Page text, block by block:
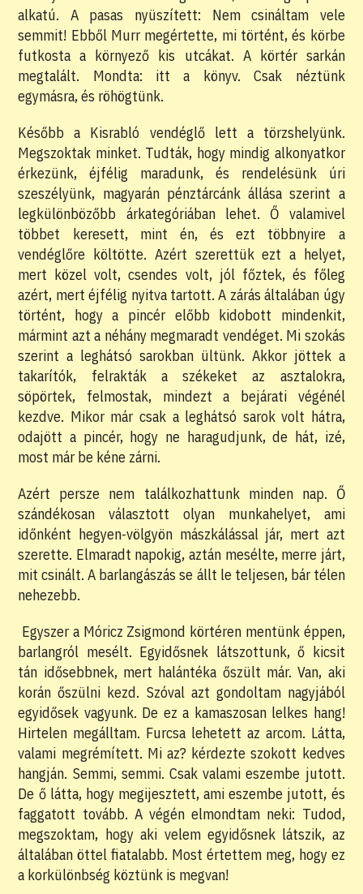
alkatú. A pasas nyüszített: Nem csináltam vele
semmit! Ebből Murr megértette, mi történt, és körbe
futkosta a környező kis utcákat. A körtér sarkán
megtalált. Mondta: itt a könyv. Csak néztünk
egymásra, és röhögtünk.
Később a Kisrabló vendéglő lett a törzshelyünk.
Megszoktak minket. Tudták, hogy mindig alkonyatkor
érkezünk, éjfélig maradunk, és rendelésünk úri
szeszélyünk, magyarán pénztárcánk állása szerint a
legkülönbözőbb árkategóriában lehet. Ő valamivel
többet keresett, mint én, és ezt többnyire a
vendéglőre költötte. Azért szerettük ezt a helyet,
mert közel volt, csendes volt, jól főztek, és főleg
azért, mert éjfélig nyitva tartott. A zárás általában úgy
történt, hogy a pincér előbb kidobott mindenkit,
mármint azt a néhány megmaradt vendéget. Mi szokás
szerint a leghátsó sarokban ültünk. Akkor jöttek a
takarítók, felrakták a székeket az asztalokra,
söpörtek, felmostak, mindezt a bejárati végénél
kezdve. Mikor már csak a leghátsó sarok volt hátra,
odajött a pincér, hogy ne haragudjunk, de hát, izé,
most már be kéne zárni.
Azért persze nem találkozhattunk minden nap. Ő
szándékosan választott olyan munkahelyet, ami
időnként hegyen-völgyön mászkálással jár, mert azt
szerette. Elmaradt napokig, aztán mesélte, merre járt,
mit csinált. A barlangászás se állt le teljesen, bár télen
nehezebb.
Egyszer a Móricz Zsigmond körtéren mentünk éppen,
barlangról mesélt. Egyidősnek látszottunk, ő kicsit
tán idősebbnek, mert halántéka őszült már. Van, aki
korán őszülni kezd. Szóval azt gondoltam nagyjából
egyidősek vagyunk. De ez a kamaszosan lelkes hang!
Hirtelen megálltam. Furcsa lehetett az arcom. Látta,
valami megrémített. Mi az? kérdezte szokott kedves
hangján. Semmi, semmi. Csak valami eszembe jutott.
De ő látta, hogy megijesztett, ami eszembe jutott, és
faggatott tovább. A végén elmondtam neki: Tudod,
megszoktam, hogy aki velem egyidősnek látszik, az
általában öttel fiatalabb. Most értettem meg, hogy ez
a korkülönbség köztünk is megvan!